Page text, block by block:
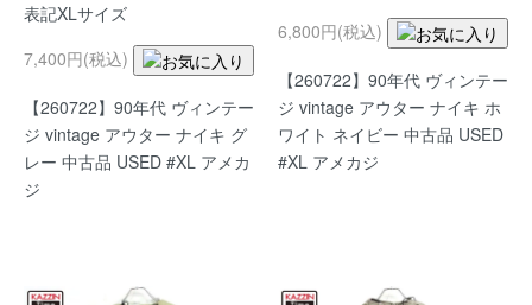
表記XLサイズ
7,400円(税込)
【260722】90年代 ヴィンテー
ジ vintage アウター ナイキ グ
レー 中古品 USED #XL アメカ
ジ
6,800円(税込)
【260722】90年代 ヴィンテー
ジ vintage アウター ナイキ ホ
ワイト ネイビー 中古品 USED
#XL アメカジ